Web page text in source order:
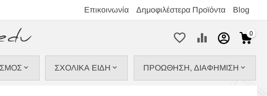
Επικοινωνία Δημοφιλέστερα Προϊόντα Blog
0
ΣΧΟΛΙΚΑ ΕΙΔΗ ΠΡΟΩΘΗΣΗ, ΔΙΑΦΗΜΙΣΗ